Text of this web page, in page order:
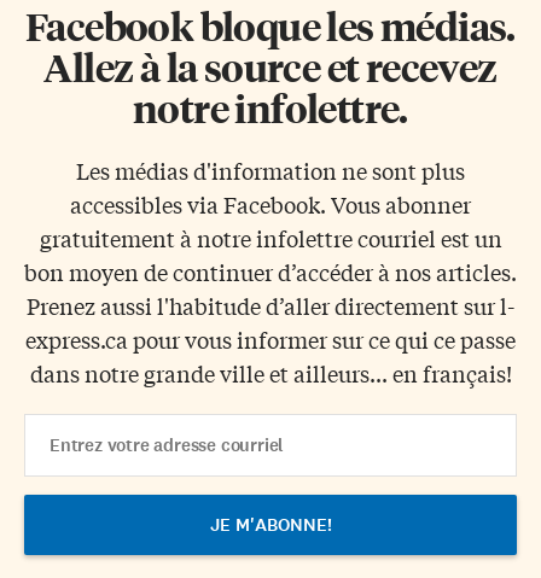
Facebook bloque les médias.
Allez à la source et recevez
notre infolettre.
Les médias d'information ne sont plus
accessibles via Facebook. Vous abonner
gratuitement à notre infolettre courriel est un
bon moyen de continuer d’accéder à nos articles.
Prenez aussi l'habitude d’aller directement sur l-
express.ca pour vous informer sur ce qui ce passe
dans notre grande ville et ailleurs... en français!
Address